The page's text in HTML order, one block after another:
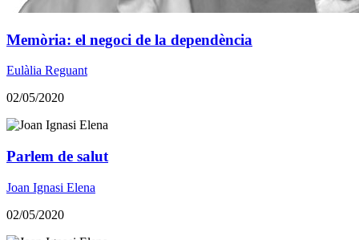
Memòria: el negoci de la dependència
Eulàlia Reguant
02/05/2020
Parlem de salut
Joan Ignasi Elena
02/05/2020